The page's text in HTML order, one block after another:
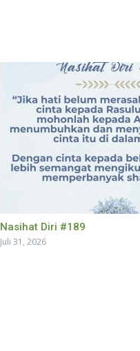
Nasihat Diri #189
Juli 31, 2026